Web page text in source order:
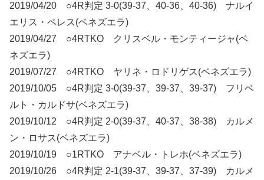
2019/04/20 ○4R判定 3-0(39-37、40-36、40-36) ナルイ
エリス・ペレス(ベネズエラ)
2019/04/27 ○4RTKO クリスベル・モンティージャ(ベ
ネズエラ)
2019/07/27 ○4RTKO ヤリネ・ロドリゲス(ベネズエラ)
2019/10/05 ○4R判定 3-0(39-37、39-37、39-37) フリベ
ルト・カルドサ(ベネズエラ)
2019/10/12 ○4R判定 2-0(39-37、40-37、38-38) カルメ
ン・ロサス(ベネズエラ)
2019/10/19 ○1RTKO アナベル・トレホ(ベネズエラ)
2019/10/26 ○4R判定 2-1(39-37、39-37、37-39) カルメ